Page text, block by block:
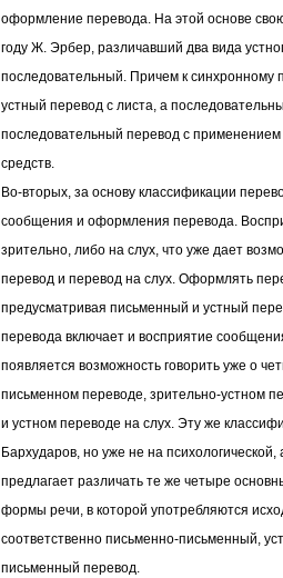
оформление перевода. На этой основе
году Ж. Эрбер, различавший два вида
последовательный. Причем к синхронному
устный перевод с листа, а
последовательный перевод с
средств.
Во-вторых, за основу классификации
сообщения и оформления перевода.
зрительно, либо на слух, что уже дает
перевод и перевод на слух. Оформлять
предусматривая письменный и устный
перевода включает и восприятие
появляется возможность говорить уже о
письменном переводе, зрительно-устном
и устном переводе на слух. Эту же
Бархударов, но уже не на
предлагает различать те же четыре
формы речи, в которой употребляются
соответственно письменно-письменный,
письменный перевод.